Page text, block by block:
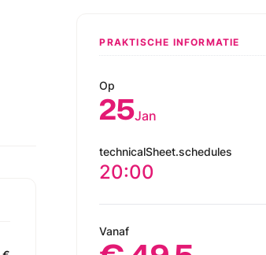
PRAKTISCHE INFORMATIE
Op
25Jan
technicalSheet.schedules
20:00
Vanaf